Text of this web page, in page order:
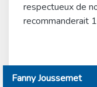
respectueux de
recommanderait
Fanny Joussemet